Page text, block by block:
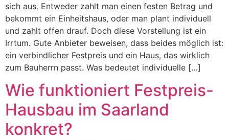
sich aus. Entweder zahlt man einen festen Betrag und
bekommt ein Einheitshaus, oder man plant individuell
und zahlt offen drauf. Doch diese Vorstellung ist ein
Irrtum. Gute Anbieter beweisen, dass beides möglich ist:
ein verbindlicher Festpreis und ein Haus, das wirklich
zum Bauherrn passt. Was bedeutet individuelle […]
Wie funktioniert Festpreis-
Hausbau im Saarland
konkret?